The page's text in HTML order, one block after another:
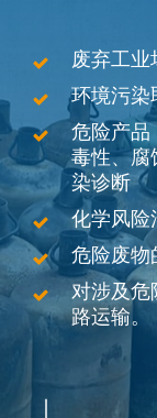
废弃工业
环境污染
危险产品
毒性、腐
染诊断
化学风险
危险废物
对涉及危
路运输。
Navigate to the next section